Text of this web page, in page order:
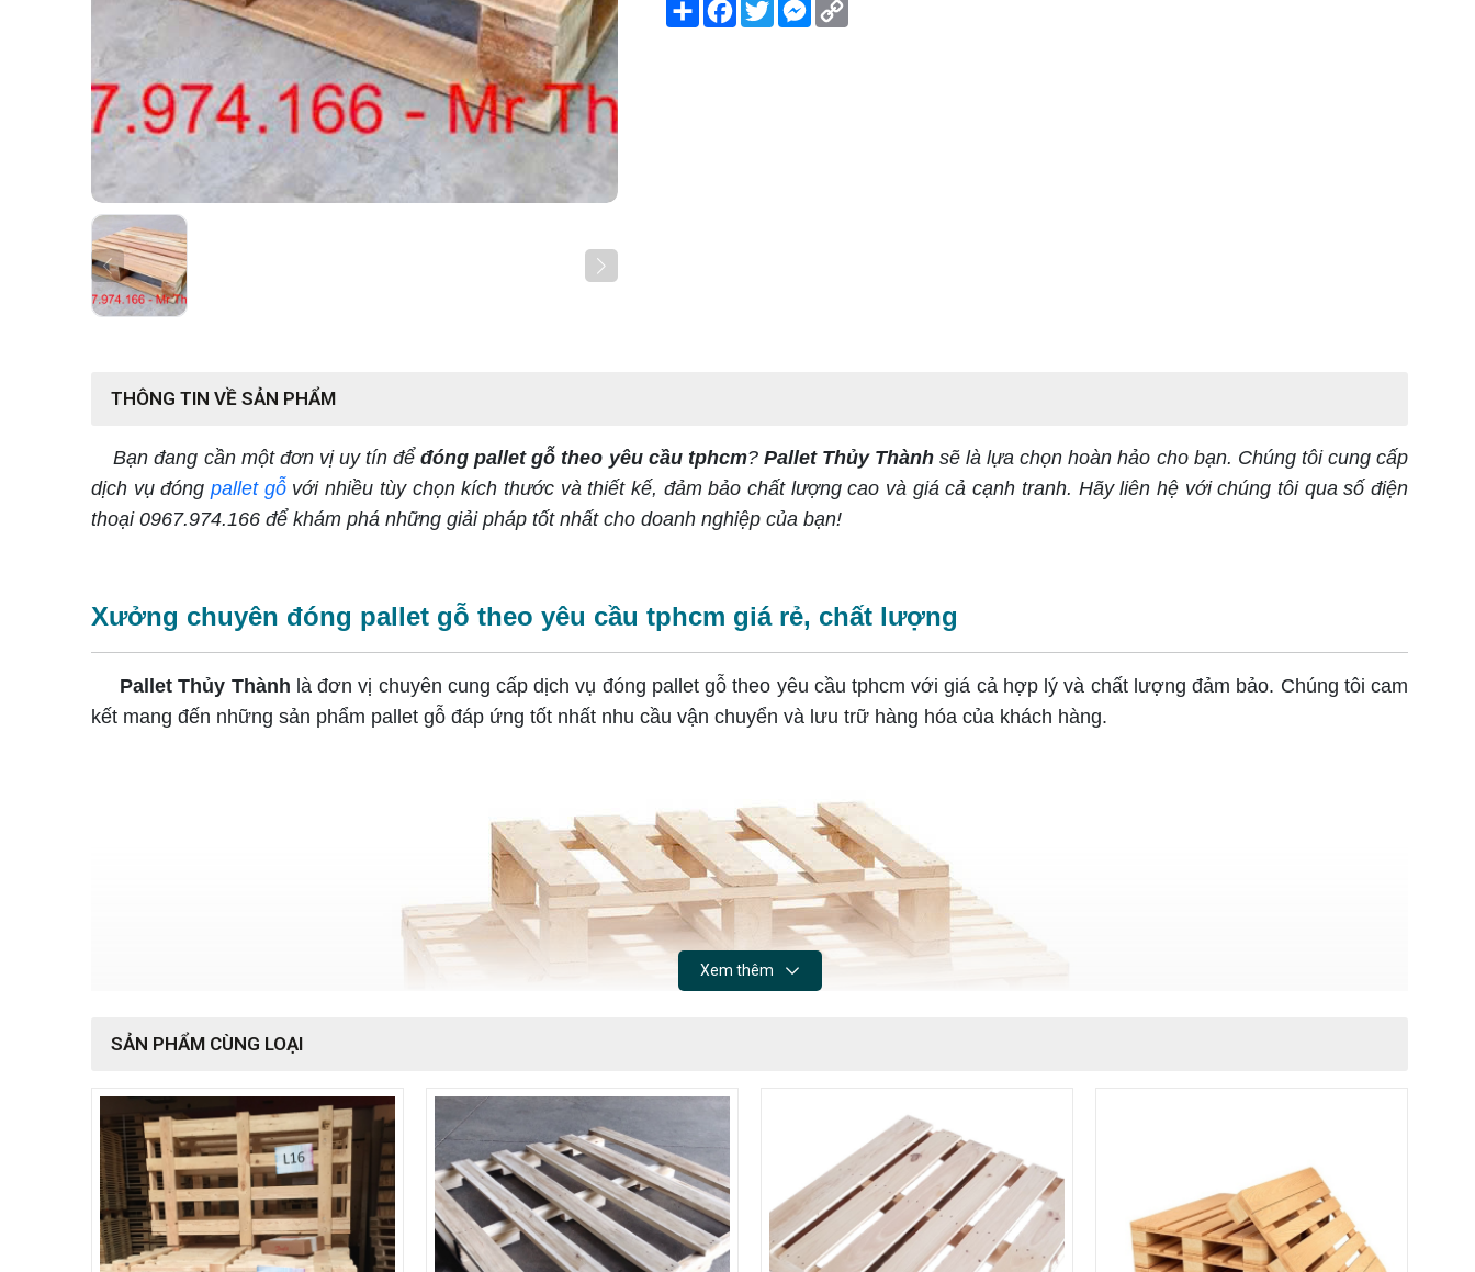
THÔNG TIN VỀ SẢN PHẨM
Bạn đang cần một đơn vị uy tín đểđóng pallet gỗ theo yêu cầu tphcm? Pallet Thủy Thànhsẽ là lựa chọn hoàn hảo cho bạn. Chúng tôi cung cấp
dịch vụ đóngpallet gỗvới nhiều tùy chọn kích thước và thiết kế, đảm bảo chất lượng cao và giá cả cạnh tranh. Hãy liên hệ với chúng tôi qua số điện
thoại 0967.974.166 để khám phá những giải pháp tốt nhất cho doanh nghiệp của bạn!
Xưởng chuyên đóng pallet gỗ theo yêu cầu tphcm giá rẻ, chất lượng
Pallet Thủy Thành là đơn vị chuyên cung cấp dịch vụ đóng pallet gỗ theo yêu cầu tphcm với giá cả hợp lý và chất lượng đảm bảo. Chúng tôi cam
kết mang đến những sản phẩm pallet gỗ đáp ứng tốt nhất nhu cầu vận chuyển và lưu trữ hàng hóa của khách hàng.
Xem thêm
SẢN PHẨM CÙNG LOẠI